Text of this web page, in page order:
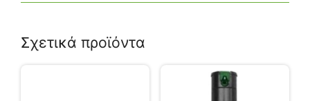
Σχετικά προϊόντα